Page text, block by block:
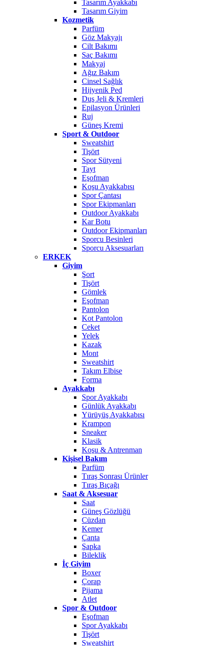
Tasarım Ayakkabı
Tasarım Giyim
Kozmetik
Parfüm
Göz Makyajı
Cilt Bakımı
Saç Bakımı
Makyaj
Ağız Bakım
Cinsel Sağlık
Hijyenik Ped
Duş Jeli & Kremleri
Epilasyon Ürünleri
Ruj
Güneş Kremi
Sport & Outdoor
Sweatshirt
Tişört
Spor Sütyeni
Tayt
Eşofman
Koşu Ayakkabısı
Spor Çantası
Spor Ekipmanları
Outdoor Ayakkabı
Kar Botu
Outdoor Ekipmanları
Sporcu Besinleri
Sporcu Aksesuarları
ERKEK
Giyim
Şort
Tişört
Gömlek
Eşofman
Pantolon
Kot Pantolon
Ceket
Yelek
Kazak
Mont
Sweatshirt
Takım Elbise
Forma
Ayakkabı
Spor Ayakkabı
Günlük Ayakkabı
Yürüyüş Ayakkabısı
Krampon
Sneaker
Klasik
Koşu & Antrenman
Kişisel Bakım
Parfüm
Tıraş Sonrası Ürünler
Tıraş Bıçağı
Saat & Aksesuar
Saat
Güneş Gözlüğü
Cüzdan
Kemer
Çanta
Şapka
Bileklik
İç Giyim
Boxer
Çorap
Pijama
Atlet
Spor & Outdoor
Eşofman
Spor Ayakkabı
Tişört
Sweatshirt